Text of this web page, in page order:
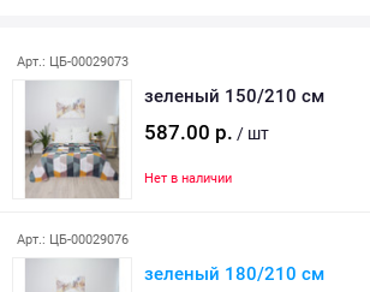
Арт.: ЦБ-00029073
зеленый 150/210 см
587.00 р. / шт
Нет в наличии
Арт.: ЦБ-00029076
зеленый 180/210 см